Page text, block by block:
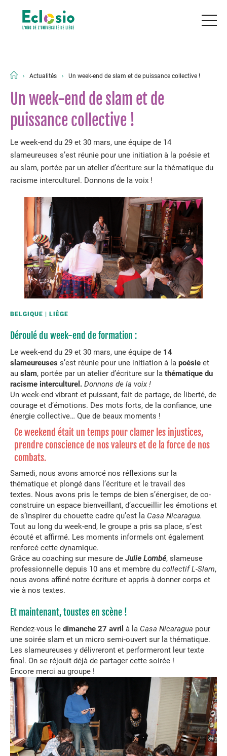
Actualités Un week-end de slam et de puissance collective !
Un week-end de slam et de
puissance collective !
Le week-end du 29 et 30 mars, une équipe de 14
slameureuses s’est réunie pour une initiation à la poésie et
au slam, portée par un atelier d’écriture sur la thématique du
racisme interculturel. Donnons de la voix !
BELGIQUE LIÈGE
Déroulé du week-end de formation :
Le week-end du 29 et 30 mars, une équipe de 14
slameureuses s’est réunie pour une initiation à la poésie et
au slam, portée par un atelier d’écriture sur la thématique du
racisme interculturel. Donnons de la voix !
Un week-end vibrant et puissant, fait de partage, de liberté, de
courage et d’émotions. Des mots forts, de la confiance, une
énergie collective… Que de beaux moments !
Ce weekend était un temps pour clamer les injustices,
prendre conscience de nos valeurs et de la force de nos
combats.
Samedi, nous avons amorcé nos réflexions sur la
thématique et plongé dans l’écriture et le travail des
textes. Nous avons pris le temps de bien s’énergiser, de co-
construire un espace bienveillant, d’accueillir les émotions et
de s’inspirer du chouette cadre qu’est la Casa Nicaragua.
Tout au long du week-end, le groupe a pris sa place, s’est
écouté et affirmé. Les moments informels ont également
renforcé cette dynamique.
Grâce au coaching sur mesure de Julie Lombé, slameuse
professionnelle depuis 10 ans et membre du collectif L-Slam,
nous avons affiné notre écriture et appris à donner corps et
vie à nos textes.
Et maintenant, toustes en scène !
Rendez-vous le dimanche 27 avril à la Casa Nicaragua pour
une soirée slam et un micro semi-ouvert sur la thématique.
Les slameureuses y délivreront et performeront leur texte
final. On se réjouit déjà de partager cette soirée !
Encore merci au groupe !